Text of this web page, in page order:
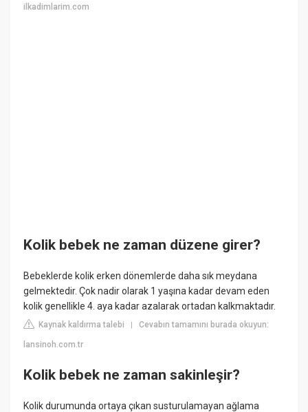
ilkadimlarim.com
Kolik bebek ne zaman düzene girer?
Bebeklerde kolik erken dönemlerde daha sık meydana
gelmektedir. Çok nadir olarak 1 yaşına kadar devam eden
kolik genellikle 4. aya kadar azalarak ortadan kalkmaktadır.
Kaynak kaldırma talebi |Cevabın tamamını burada okuyun:
lansinoh.com.tr
Kolik bebek ne zaman sakinleşir?
Kolik durumunda ortaya çıkan susturulamayan ağlama